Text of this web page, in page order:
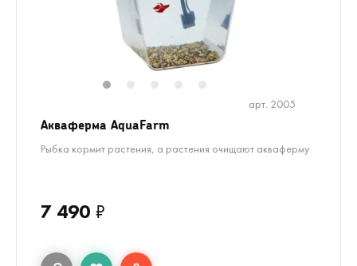
арт. 2005
Акваферма AquaFarm
Рыбка кормит растения, а растения очищают акваферму
7 490 ₽